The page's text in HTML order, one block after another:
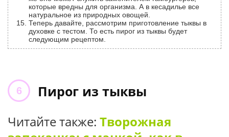
которые вредны для организма. А в кесадилье все
натуральное из природных овощей.
Теперь давайте, рассмотрим приготовление тыквы в
духовке с тестом. То есть пирог из тыквы будет
следующим рецептом.
Пирог из тыквы
Читайте также: Творожная